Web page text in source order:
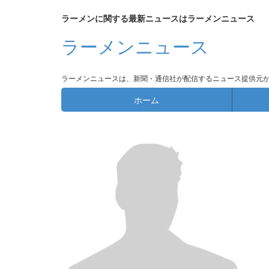
ラーメンに関する最新ニュースはラーメンニュース
ラーメンニュース
ラーメンニュースは、新聞・通信社が配信するニュース提供
ホーム